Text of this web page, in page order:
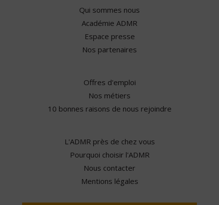
Qui sommes nous
Académie ADMR
Espace presse
Nos partenaires
Offres d'emploi
Nos métiers
10 bonnes raisons de nous rejoindre
L'ADMR près de chez vous
Pourquoi choisir l'ADMR
Nous contacter
Mentions légales